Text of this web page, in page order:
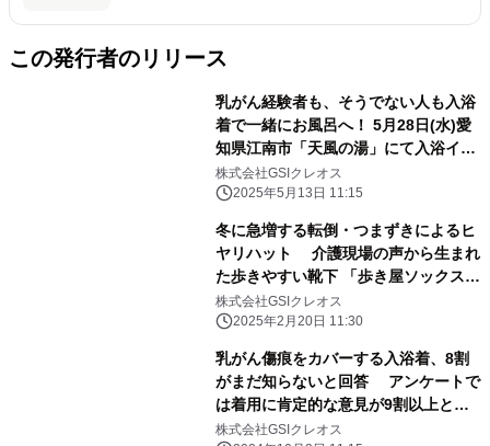
この発行者のリリース
乳がん経験者も、そうでない人も入浴
着で一緒にお風呂へ！ 5月28日(水)愛
知県江南市「天風の湯」にて入浴イベ
ントを開催
株式会社GSIクレオス
2025年5月13日 11:15
冬に急増する転倒・つまずきによるヒ
ヤリハット 介護現場の声から生まれ
た歩きやすい靴下 「歩き屋ソックス」
今春発売
株式会社GSIクレオス
2025年2月20日 11:30
乳がん傷痕をカバーする入浴着、8割
がまだ知らないと回答 アンケートで
は着用に肯定的な意見が9割以上とい
う結果に
株式会社GSIクレオス